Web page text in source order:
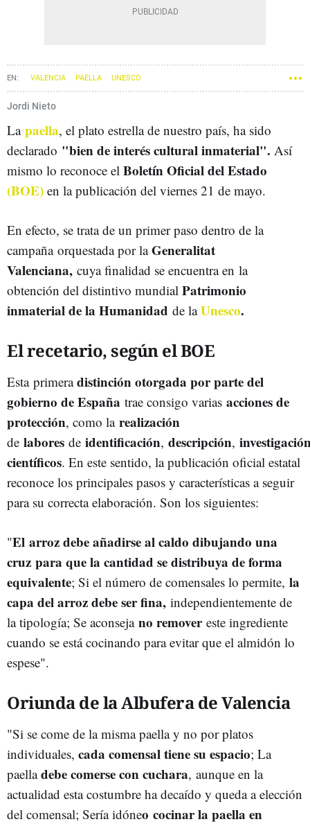
VALENCIA PAELLA UNESCO
Jordi Nieto
La paella, el plato estrella de nuestro país, ha sido
declarado "bien de interés cultural inmaterial". Así
mismo lo reconoce el Boletín Oficial del Estado
(BOE) en la publicación del viernes 21 de mayo.
En efecto, se trata de un primer paso dentro de la
campaña orquestada por laGeneralitat
Valenciana, cuya finalidad se encuentra en la
obtención del distintivo mundial Patrimonio
inmaterial de la Humanidad de laUnesco.
El recetario, según el BOE
Esta primeradistinción otorgada por parte del
gobierno de España trae consigo varias acciones de
protección, como la realización
de labores de identificación, descripción,
científicos. En este sentido, la publicación oficial estatal
reconoce los principales pasos y características a seguir
para su correcta elaboración. Son los siguientes:
"El arroz debe añadirse al caldo dibujando una
cruz para que la cantidad se distribuya de forma
equivalente; Si el número de comensales lo permite, la
capa del arroz debe ser fina, independientemente de
la tipología; Se aconseja no remover este ingrediente
cuando se está cocinando para evitar que el almidón lo
espese".
Oriunda de la Albufera de Valencia
"Si se come de la misma paella y no por platos
individuales, cada comensal tiene su espacio; La
paelladebe comerse con cuchara, aunque en la
actualidad esta costumbre ha decaído y queda a elección
del comensal; Sería idóneo cocinar la paella en